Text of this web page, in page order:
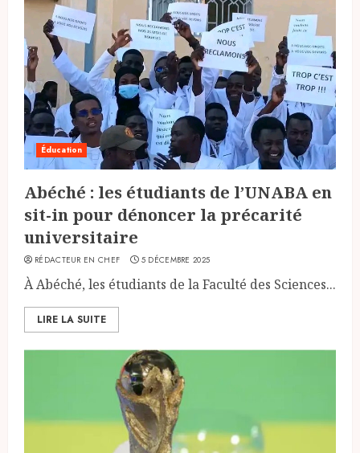
Éducation
Abéché : les étudiants de l’UNABA en
sit-in pour dénoncer la précarité
universitaire
RÉDACTEUR EN CHEF 5 DÉCEMBRE 2025
À Abéché, les étudiants de la Faculté des Sciences...
LIRE LA SUITE